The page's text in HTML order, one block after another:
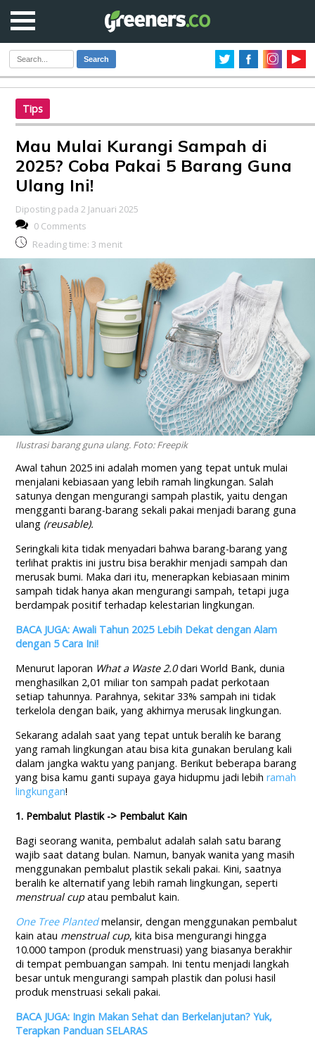
Search
Tips
Mau Mulai Kurangi Sampah di
2025? Coba Pakai 5 Barang Guna
Ulang Ini!
Diposting pada 2 Januari 2025
0 Comments
Reading time: 3 menit
Ilustrasi barang guna ulang. Foto: Freepik
Awal tahun 2025 ini adalah momen yang tepat untuk mulai
menjalani kebiasaan yang lebih ramah lingkungan. Salah
satunya dengan mengurangi sampah plastik, yaitu dengan
mengganti barang-barang sekali pakai menjadi barang guna
ulang (reusable).
Seringkali kita tidak menyadari bahwa barang-barang yang
terlihat praktis ini justru bisa berakhir menjadi sampah dan
merusak bumi. Maka dari itu, menerapkan kebiasaan minim
sampah tidak hanya akan mengurangi sampah, tetapi juga
berdampak positif terhadap kelestarian lingkungan.
BACA JUGA: Awali Tahun 2025 Lebih Dekat dengan Alam
dengan 5 Cara Ini!
Menurut laporan What a Waste 2.0dari World Bank, dunia
menghasilkan 2,01 miliar ton sampah padat perkotaan
setiap tahunnya. Parahnya, sekitar 33% sampah ini tidak
terkelola dengan baik, yang akhirnya merusak lingkungan.
Sekarang adalah saat yang tepat untuk beralih ke barang
yang ramah lingkungan atau bisa kita gunakan berulang kali
dalam jangka waktu yang panjang. Berikut beberapa barang
yang bisa kamu ganti supaya gaya hidupmu jadi lebihramah
lingkungan!
1. Pembalut Plastik -> Pembalut Kain
Bagi seorang wanita, pembalut adalah salah satu barang
wajib saat datang bulan. Namun, banyak wanita yang masih
menggunakan pembalut plastik sekali pakai. Kini, saatnya
beralih ke alternatif yang lebih ramah lingkungan, seperti
menstrual cupatau pembalut kain.
One Tree Plantedmelansir, dengan menggunakan pembalut
kain atau menstrual cup, kita bisa mengurangi hingga
10.000 tampon (produk menstruasi) yang biasanya berakhir
di tempat pembuangan sampah. Ini tentu menjadi langkah
besar untuk mengurangi sampah plastik dan polusi hasil
produk menstruasi sekali pakai.
BACA JUGA: Ingin Makan Sehat dan Berkelanjutan? Yuk,
Terapkan Panduan SELARAS